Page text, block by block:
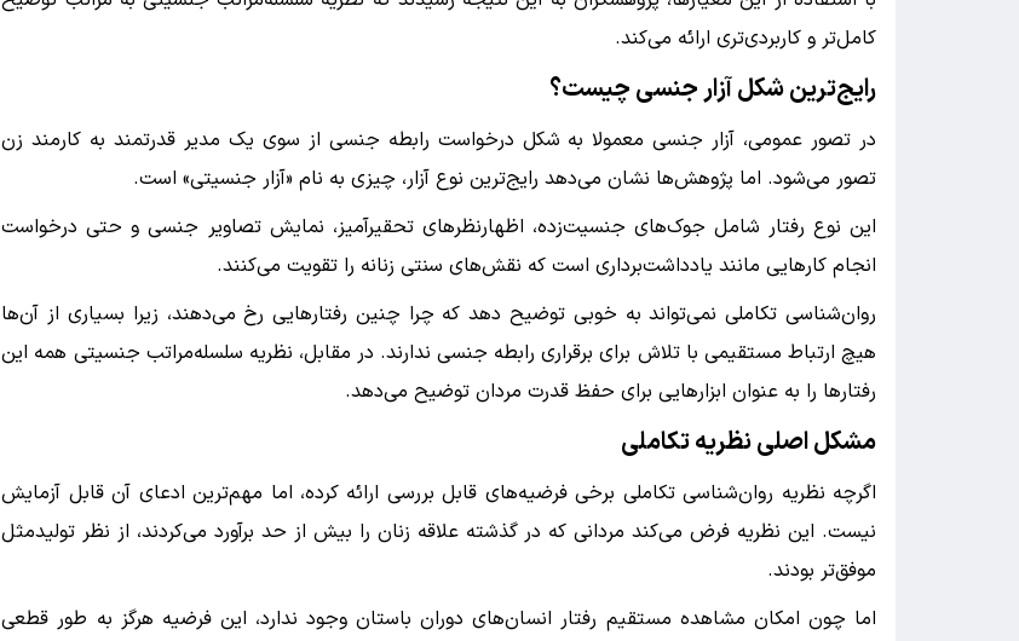
کامل‌تر و کاربردی‌تری ارائه می‌کند.
رایج‌ترین شکل آزار جنسی چیست؟
در تصور عمومی، آزار جنسی معمولا به شکل درخواست رابطه جنسی از سوی یک مدیر قدرتمند به کارمند زن
تصور می‌شود. اما پژوهش‌ها نشان می‌دهد رایج‌ترین نوع آزار، چیزی به نام «آزار جنسیتی» است.
این نوع رفتار شامل جوک‌های جنسیت‌زده، اظهارنظرهای تحقیرآمیز، نمایش تصاویر جنسی و حتی درخواست
انجام کارهایی مانند یادداشت‌برداری است که نقش‌های سنتی زنانه را تقویت می‌کنند.
روان‌شناسی تکاملی نمی‌تواند به خوبی توضیح دهد که چرا چنین رفتارهایی رخ می‌دهند، زیرا بسیاری از آن‌ها
هیچ ارتباط مستقیمی با تلاش برای برقراری رابطه جنسی ندارند. در مقابل، نظریه سلسله‌مراتب جنسیتی همه این
رفتارها را به عنوان ابزارهایی برای حفظ قدرت مردان توضیح می‌دهد.
مشکل اصلی نظریه تکاملی
اگرچه نظریه روان‌شناسی تکاملی برخی فرضیه‌های قابل بررسی ارائه کرده، اما مهم‌ترین ادعای آن قابل آزمایش
نیست. این نظریه فرض می‌کند مردانی که در گذشته علاقه زنان را بیش از حد برآورد می‌کردند، از نظر تولیدمثل
موفق‌تر بودند.
اما چون امکان مشاهده مستقیم رفتار انسان‌های دوران باستان وجود ندارد، این فرضیه هرگز به طور قطعی